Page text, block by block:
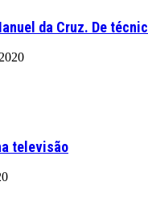
da Cruz. De
televisão